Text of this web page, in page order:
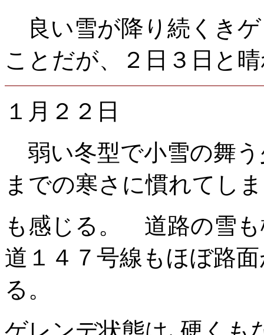
良い雪が降り続くき
ことだが、２日３日と
１月２２日
弱い冬型で小雪の舞
までの寒さに慣れてし
も感じる。 道路の雪も
道１４７号線もほぼ路
る。